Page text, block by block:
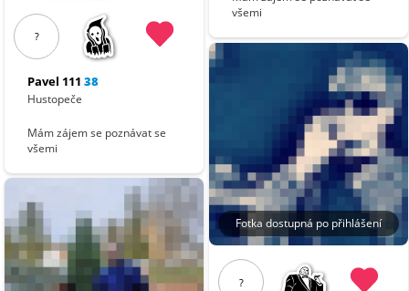
?
Pavel 111 38
Hustopeče
Mám zájem se poznávat se
všemi
všemi
Fotka dostupná po přihlášení
?